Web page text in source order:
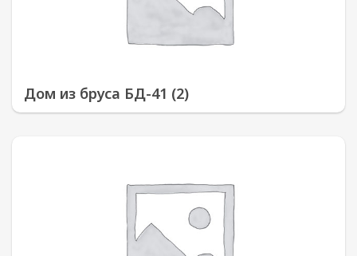
Дом из бруса БД-41 (2)